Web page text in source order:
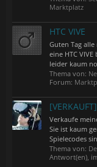
Marktplatz
HTC VIVE
Guten Tag
eine HTC
leider kaum
Thema von:
Forum:
Verkaufe
Sie ist kaum
Spielecodes
Thema von:
Antwort(en),